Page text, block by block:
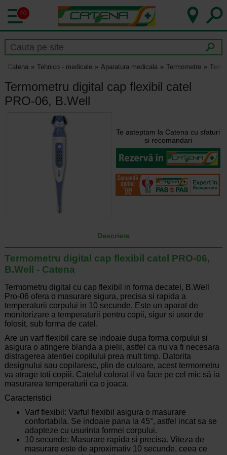
40
Catena Tehnico - medicale Aparatura medicala Termometre
Termometru digital cap flexibil catel
PRO-06, B.Well
Te asteptam la Catena cu sfaturi
si recomandari
Descriere
Termometru digital cap flexibil catel PRO-06,
B.Well - Catena
Termometru digital cu cap flexibil in forma decatel, B.Well
Pro-06 ofera o masurare sigura, precisa si rapida a
temperaturii corpului in 10 secunde. Este un aparat de
monitorizare a temperaturii pentru copii, sigur si usor de
folosit, sub forma de catel.
Are un varf flexibil care se indoaie dupa forma corpului si
asigura o atingere blanda a pielii, astfel ca nu va fi necesara
distragerea atentiei copilului prea mult timp. Datorita
designului sau copilaresc, plin de culoare, acest termometru
va atrage toti copiii. Catelul colorat il va face pe cel mic să ia
masurarea temperaturii ca o joaca.
Caracteristici
Varf flexibil: Varful flexibil asigura o masurare
confortabila. Se indoaie pana la 45°, astfel incat sa se
adapteze cu usurinta formei corpului.
10 secunde: Masurare rapida si precisa. Viteza de
masurare este de aproximativ 10 secunde, ceea ce